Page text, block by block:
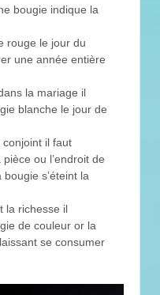
bougie indique la
rouge le jour du
une année entière
la mariage il
blanche le jour de
il faut
ou l’endroit de
s’éteint la
la richesse il
de couleur or la
se consumer